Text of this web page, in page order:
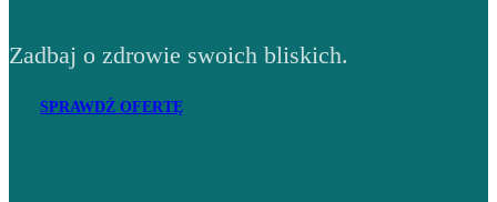
Zadbaj o zdrowie swoich bliskich.
SPRAWDŹ OFERTĘ